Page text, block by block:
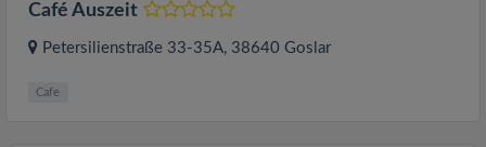
Café Auszeit
Petersilienstraße 33-35A, 38640 Goslar
Cafe